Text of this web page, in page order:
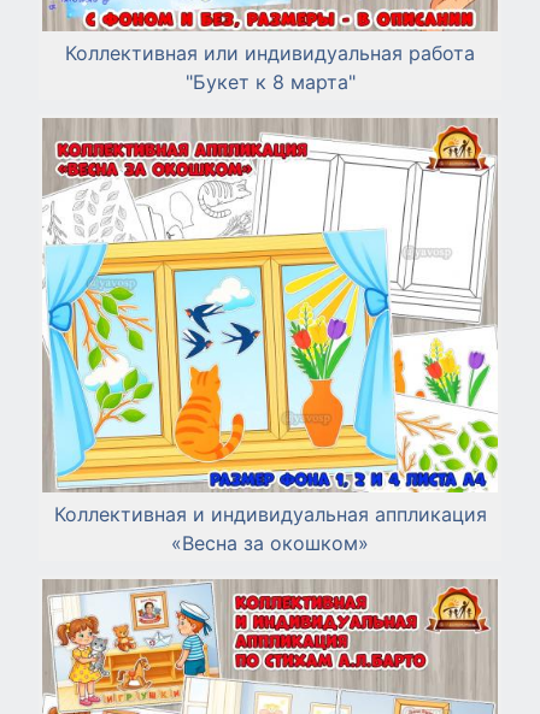
Коллективная или индивидуальная работа
"Букет к 8 марта"
Коллективная и индивидуальная аппликация
«Весна за окошком»